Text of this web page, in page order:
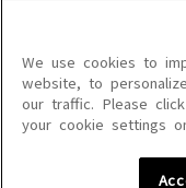
このサイトに掲載されている
を問わず、著作権法の定める
を禁じます。
楽曲及びコンテンツは、機種
楽曲及びコンテンツの配信日、
We use cookies to
website, to
our traffic. Please
your cookie settings